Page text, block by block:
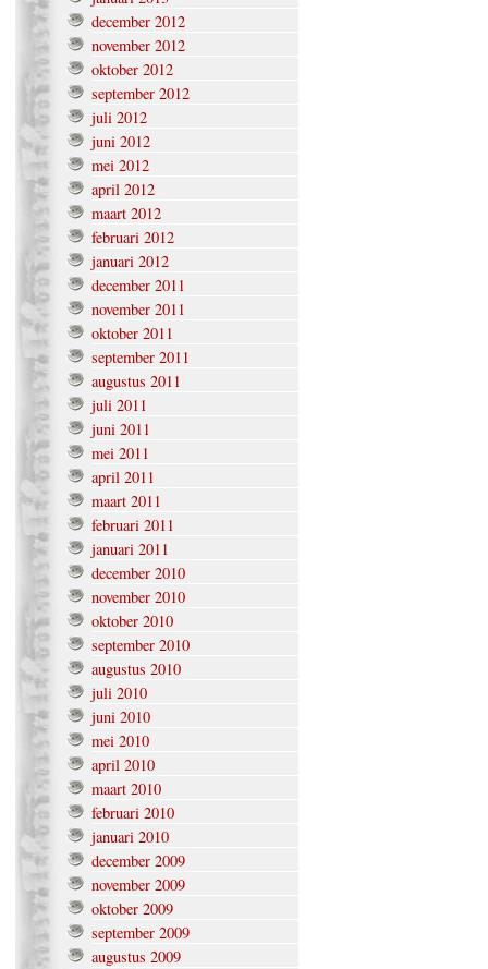
december 2012
november 2012
oktober 2012
september 2012
juli 2012
juni 2012
mei 2012
april 2012
maart 2012
februari 2012
januari 2012
december 2011
november 2011
oktober 2011
september 2011
augustus 2011
juli 2011
juni 2011
mei 2011
april 2011
maart 2011
februari 2011
januari 2011
december 2010
november 2010
oktober 2010
september 2010
augustus 2010
juli 2010
juni 2010
mei 2010
april 2010
maart 2010
februari 2010
januari 2010
december 2009
november 2009
oktober 2009
september 2009
augustus 2009